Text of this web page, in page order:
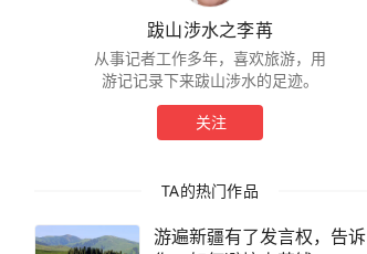
跋山涉水之李苒
从事记者工作多年，喜欢旅游，用
游记记录下来跋山涉水的足迹。
关注
TA的热门作品
游遍新疆有了发言权，告诉